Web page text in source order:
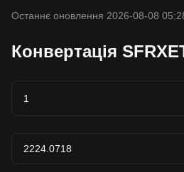
Останнє оновлення 2026-08-08
Конвертація